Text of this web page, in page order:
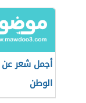
أجمل شعر عن
الوطن